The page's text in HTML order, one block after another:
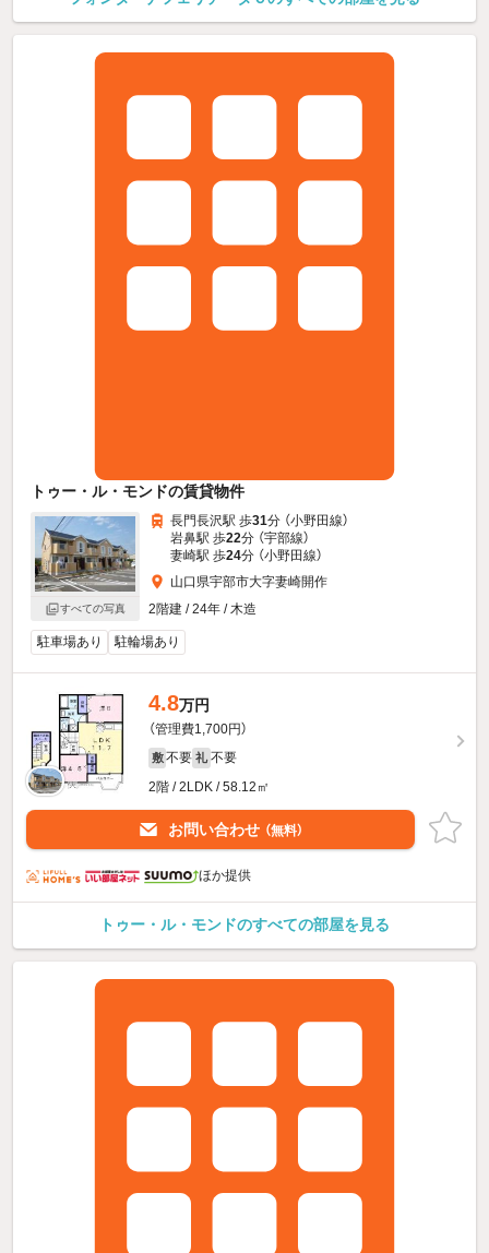
トゥー・ル・モンドの賃貸物件
すべての写真
長門長沢駅 歩31分 （小野田線）
岩鼻駅 歩22分 （宇部線）
妻崎駅 歩24分 （小野田線）
山口県宇部市大字妻崎開作
2階建 / 24年 / 木造
駐車場あり 駐輪場あり
4.8万円
（管理費1,700円）
敷 不要 礼 不要
2階 / 2LDK / 58.12㎡
お問い合わせ （無料）
ほか提供
トゥー・ル・モンドのすべての部屋を見る